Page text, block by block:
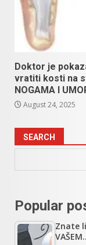
Doktor je
vratiti kosti na
NOGAMA I
August 24, 2025
SEARCH
Popular
Znate li